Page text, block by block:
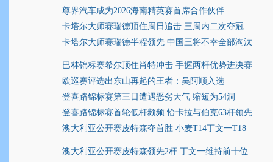
尊界汽车成为2026海南精英赛首席合作伙伴
卡塔尔大师赛瑞德顶住周日追击 三周内二次夺冠
卡塔尔大师赛瑞德半程领先 中国三将不幸全部淘汰
巴林锦标赛希尔顶住肖特冲击 手握两杆优势进决赛
欧巡赛评选出东山再起的王者：吴阿顺入选
登喜路锦标赛第三日遭遇恶劣天气 缩短为54洞
登喜路锦标赛首轮低杆频频 恰卡拉与伯克63杆领先
澳大利亚公开赛皮特森夺首胜 小麦T14丁文一T18
澳大利亚公开赛皮特森领先2杆 丁文一维持前十位